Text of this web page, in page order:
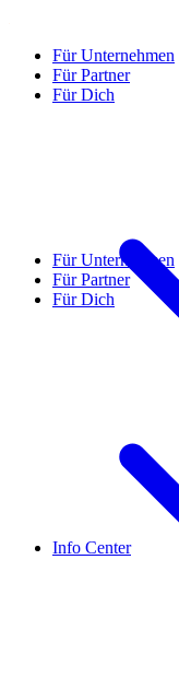
Für Unternehmen
Für Partner
Für Dich
Info Center
Für Unternehmen
Für Partner
Für Dich